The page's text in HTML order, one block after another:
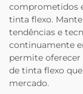
comprometidos
tinta flexo.
tendências e
continuamente
permite oferecer
de tinta flexo
mercado.